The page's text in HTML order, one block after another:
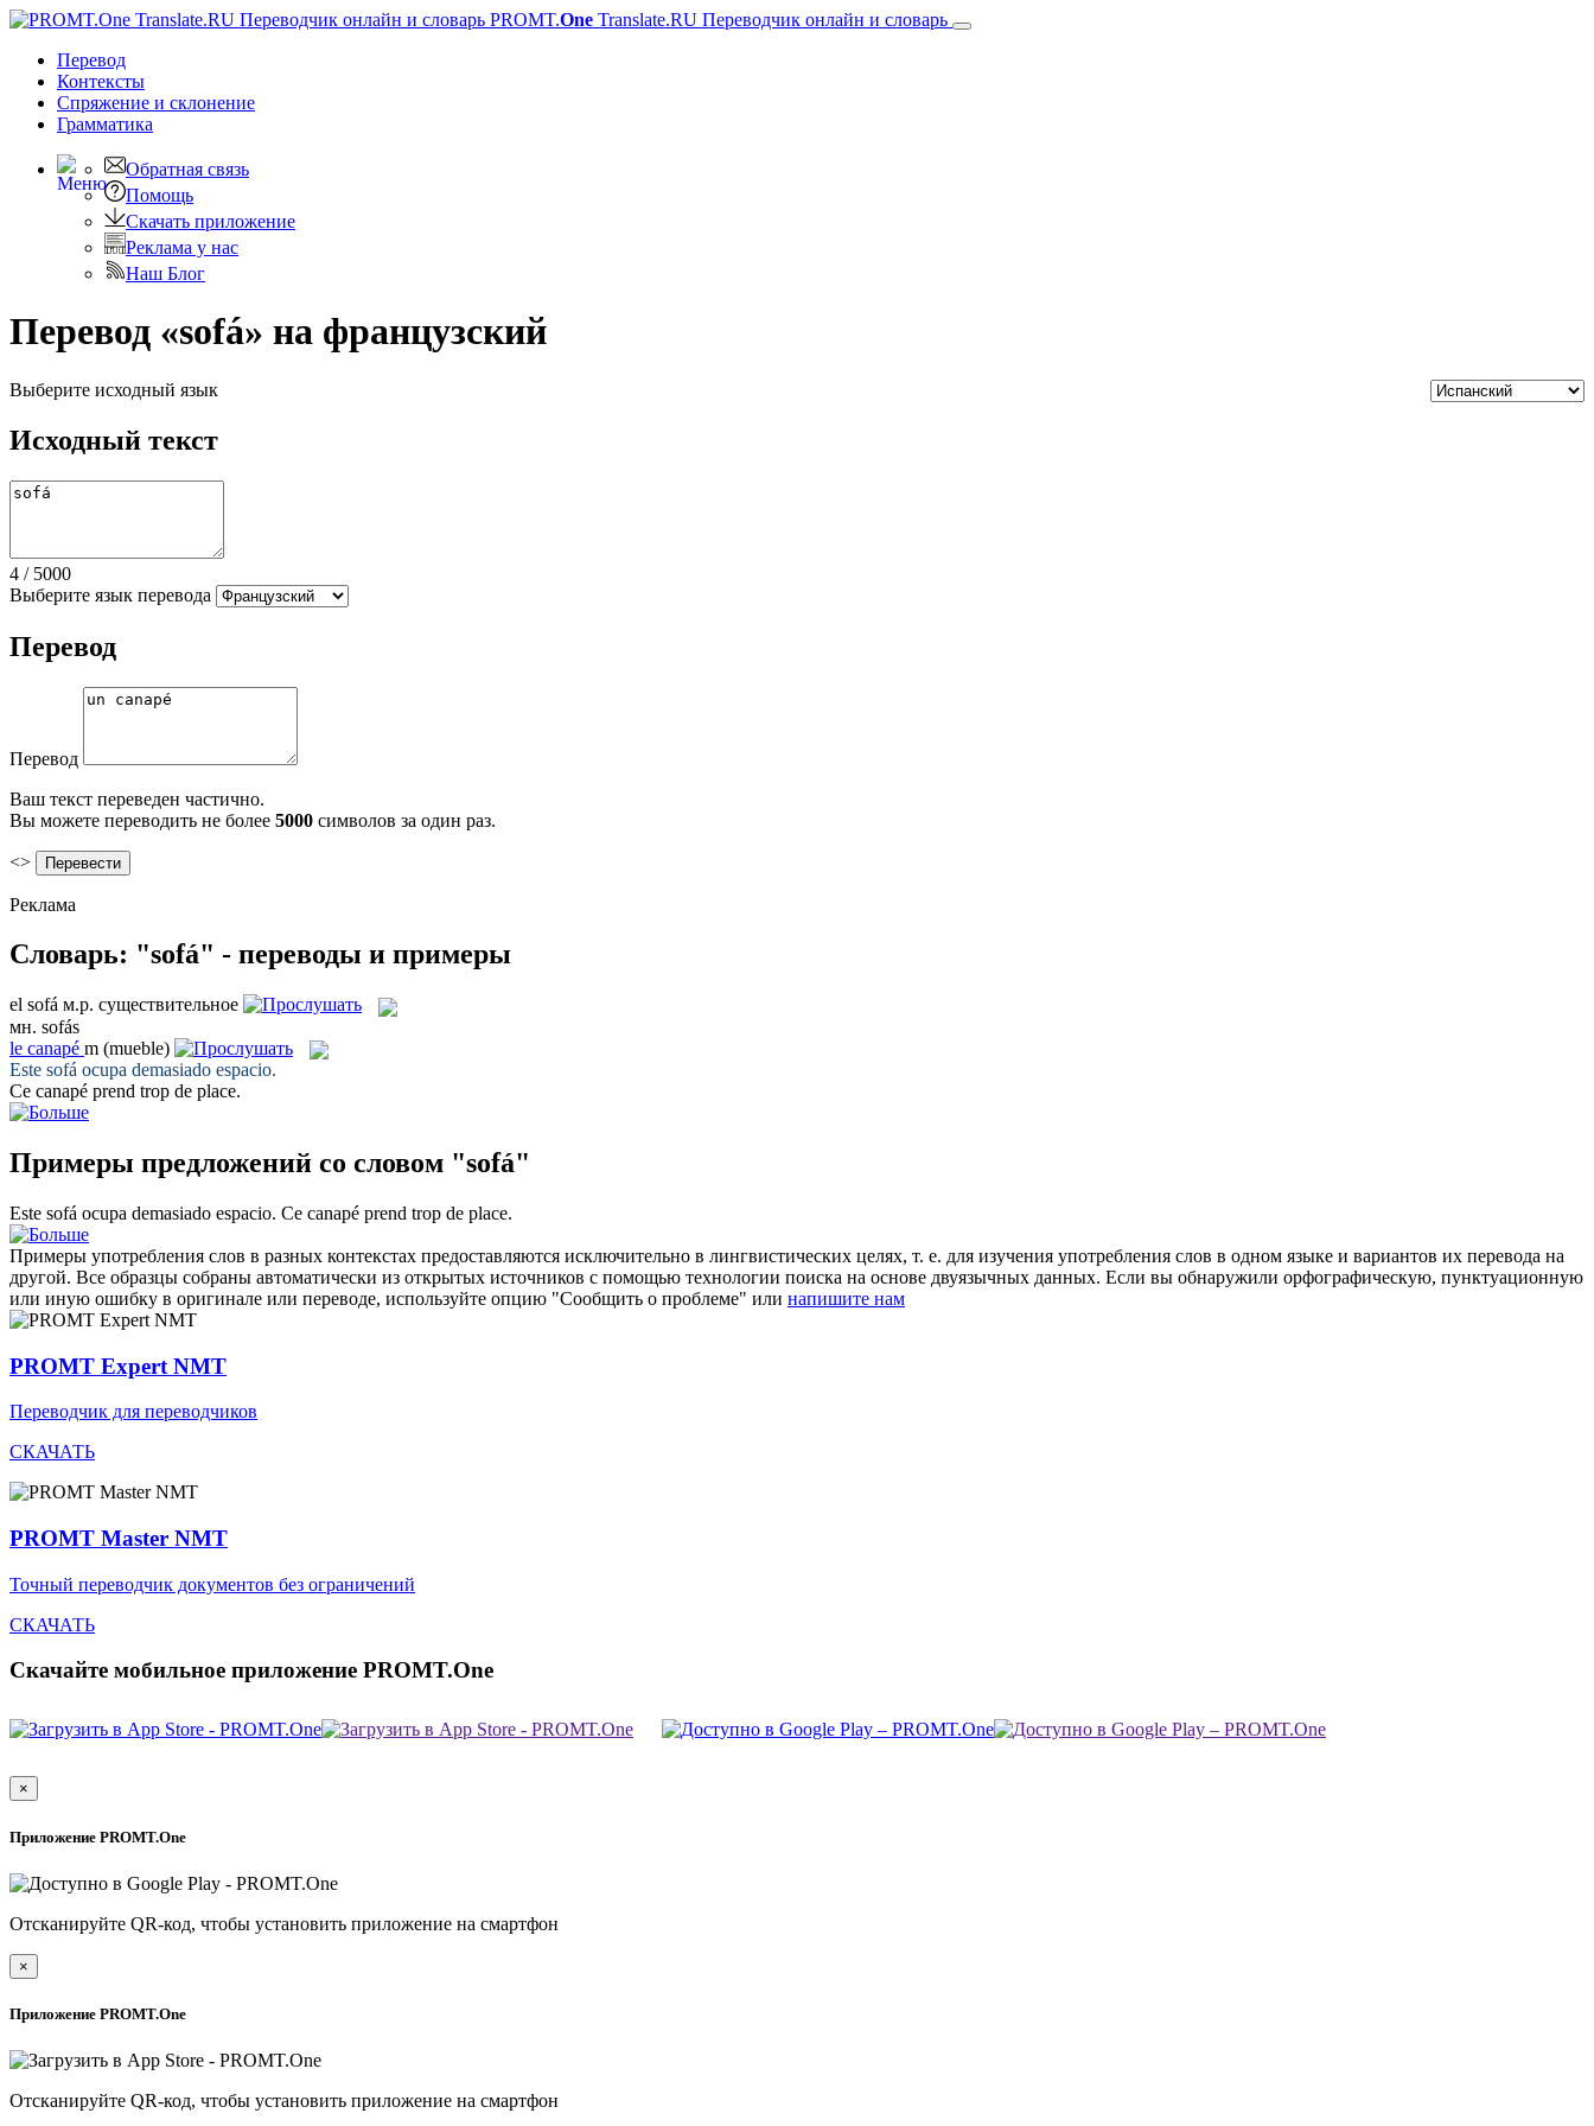
PROMT.One Translate.RU Переводчик онлайн и словарь
Перевод
Контексты
Спряжение и склонение
Грамматика
Обратная связь
Помощь
Скачать приложение
Реклама у нас
Наш Блог
Перевод «sofá» на французский
Выберите исходный язык
Исходный текст
4 / 5000
Выберите язык перевода
Перевод
Перевод
Ваш текст переведен частично.
Вы можете переводить не более 5000 символов за один раз.
<>
Реклама
Словарь: "sofá" - переводы и примеры
el sofá м.р. существительное
мн. sofás
le canapé m (mueble)
Este sofá ocupa demasiado espacio.
Ce canapé prend trop de place.
Примеры предложений со словом "sofá"
Este sofá ocupa demasiado espacio. Ce canapé prend trop de place.
Примеры употребления слов в разных контекстах предоставляются исключительно в лингвистических целях, т. е. для изучения употребления слов в одном языке и вариантов их перевода на
другой. Все образцы собраны автоматически из открытых источников с помощью технологии поиска на основе двуязычных данных. Если вы обнаружили орфографическую, пунктуационную
или иную ошибку в оригинале или переводе, используйте опцию "Сообщить о проблеме" или напишите нам
PROMT Expert NMT
Переводчик для переводчиков
СКАЧАТЬ
PROMT Master NMT
Точный переводчик документов без ограничений
СКАЧАТЬ
Скачайте мобильное приложение PROMT.One
×
Приложение PROMT.One
Отсканируйте QR-код, чтобы установить приложение на смартфон
×
Приложение PROMT.One
Отсканируйте QR-код, чтобы установить приложение на смартфон